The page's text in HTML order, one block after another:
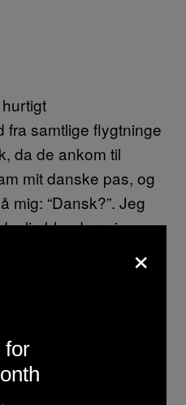
fra samtlige flygtninge
da de ankom til
mit danske pas, og
mig: “Dansk?”. Jeg
blander min
rejser med os,
Buschaufføren løfter
interesse for mig og
×
for